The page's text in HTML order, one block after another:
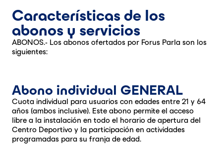
Características de los
abonos y servicios
ABONOS.- Los abonos ofertados por Forus Parla son los
siguientes:
Abono individual GENERAL
Cuota individual para usuarios con edades entre 21 y 64
años (ambos inclusive). Este abono permite el acceso
libre a la instalación en todo el horario de apertura del
Centro Deportivo y la participación en actividades
programadas para su franja de edad.